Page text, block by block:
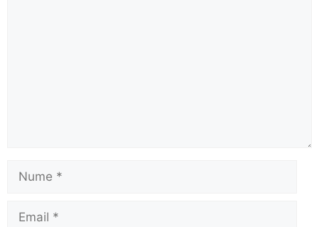
Nume
Email